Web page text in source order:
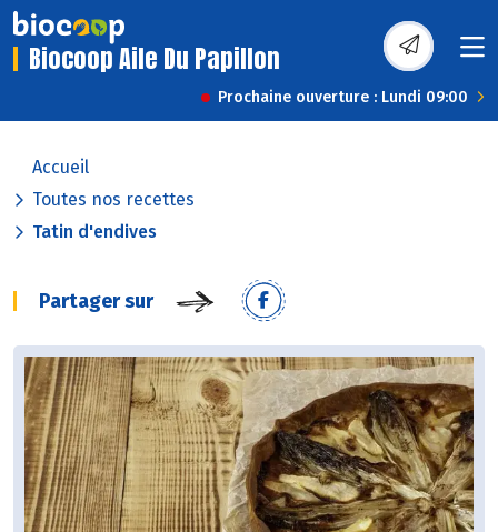
Biocoop Aile Du Papillon
Prochaine ouverture : Lundi 09:00
Accueil
Toutes nos recettes
Tatin d'endives
Partager sur